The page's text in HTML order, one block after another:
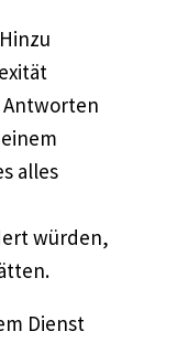
alles
würden,
Dienst